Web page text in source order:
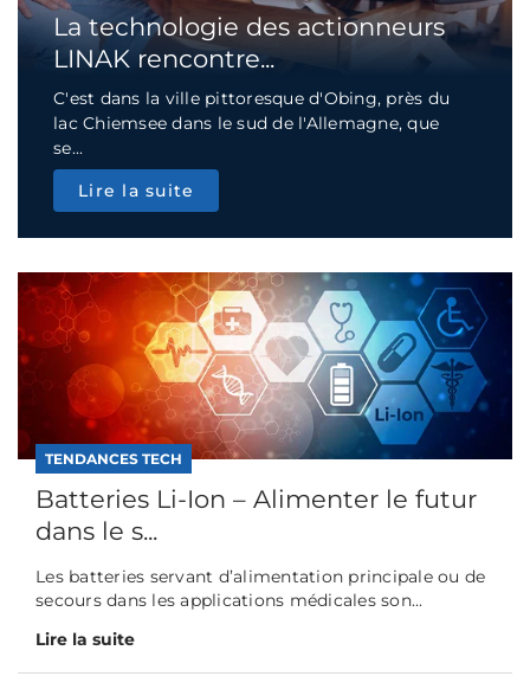
La technologie des actionneurs
LINAK rencontre...
C'est dans la ville pittoresque d'Obing, près du
lac Chiemsee dans le sud de l'Allemagne, que
se...
Lire la suite
TENDANCES TECH
Batteries Li-Ion – Alimenter le futur
dans le s...
Les batteries servant d’alimentation principale ou de
secours dans les applications médicales son...
Lire la suite